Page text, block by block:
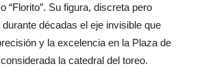
“Florito”. Su figura, discreta pero
décadas el eje invisible que
y la excelencia en la Plaza de
la catedral del toreo.